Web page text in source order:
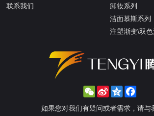
联系我们
卸妆系列
洁面慕斯系列
注塑渐变\双
WeChat
Sina
Weibo
Qzone
如果您对我们有疑问或者需求，请与